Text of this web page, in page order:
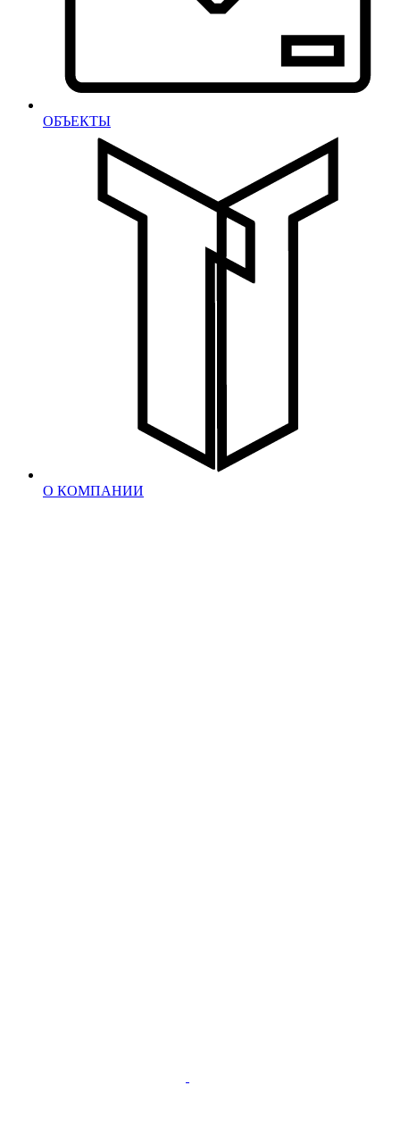
ОБЪЕКТЫ
О КОМПАНИИ